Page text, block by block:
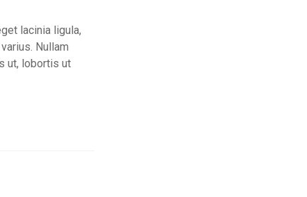
lacinia ligula,
Nullam
ut, lobortis ut